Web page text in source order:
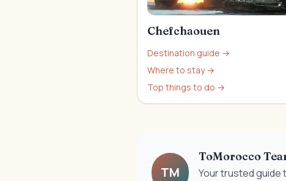
Chefchaouen
Destination guide →
Where to stay →
Top things to do →
TM
ToMorocco
Your trusted guide